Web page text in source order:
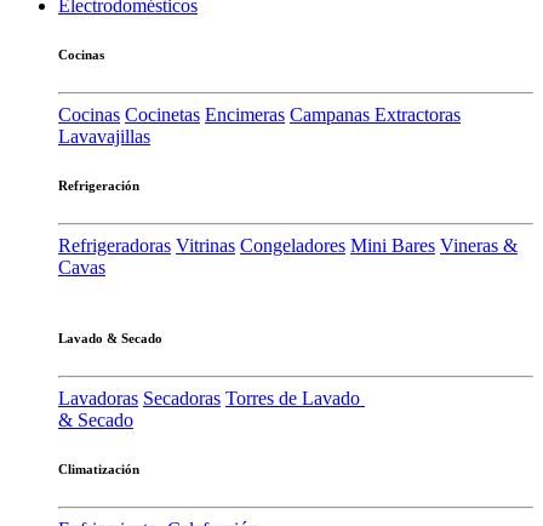
Electrodomésticos
Cocinas
Cocinas Cocinetas Encimeras Campanas Extractoras
Lavavajillas
Refrigeración
Refrigeradoras Vitrinas Congeladores Mini Bares Vineras &
Cavas
Lavado & Secado
Lavadoras Secadoras Torres de Lavado
& Secado
Climatización